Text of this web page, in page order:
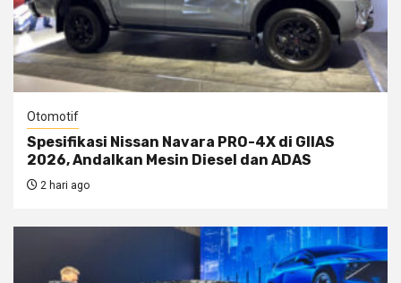
Otomotif
Spesifikasi Nissan Navara PRO-4X di GIIAS
2026, Andalkan Mesin Diesel dan ADAS
2 hari ago